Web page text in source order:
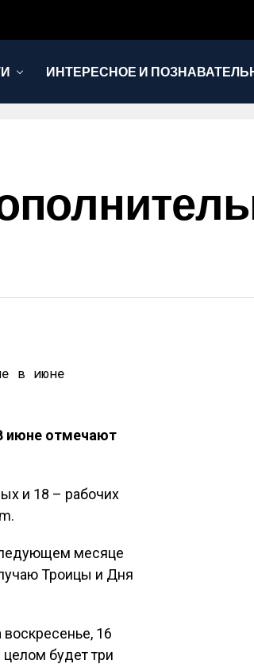
ИНТЕРЕСНОЕ И
июне отмечают
и 18 – рабочих
месяце
Троицы и Дня
16
будет три